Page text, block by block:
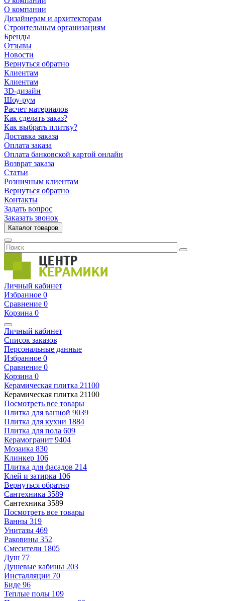
О компании
Дизайнерам и архитекторам
Строительным организациям
Бренды
Отзывы
Новости
Вернуться обратно
Клиентам
Клиентам
3D-дизайн
Шоу-рум
Расчет материалов
Как сделать заказ?
Как выбрать плитку?
Доставка заказа
Оплата заказа
Оплата банковской картой онлайн
Возврат заказа
Статьи
Розничным клиентам
Вернуться обратно
Контакты
Задать вопрос
Заказать звонок
Каталог товаров
Личный кабинет
Избранное 0
Сравнение 0
Корзина 0
Личный кабинет
Список заказов
Персональные данные
Избранное 0
Сравнение 0
Корзина 0
Керамическая плитка 21100
Керамическая плитка 21100
Посмотреть все товары
Плитка для ванной 9039
Плитка для кухни 1884
Плитка для пола 609
Керамогранит 9404
Мозаика 830
Клинкер 106
Плитка для фасадов 214
Клей и затирка 106
Вернуться обратно
Сантехника 3589
Сантехника 3589
Посмотреть все товары
Ванны 319
Унитазы 469
Раковины 352
Смесители 1805
Душ 77
Душевые кабины 203
Инсталляции 70
Биде 96
Теплые полы 109